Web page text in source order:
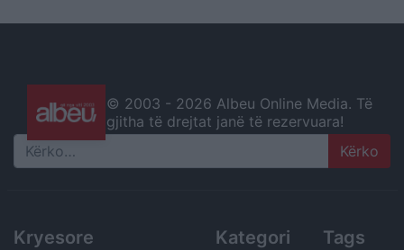
© 2003 - 2026 Albeu Online Media. Të
gjitha të drejtat janë të rezervuara!
Search
Kryesore Kategori Tags